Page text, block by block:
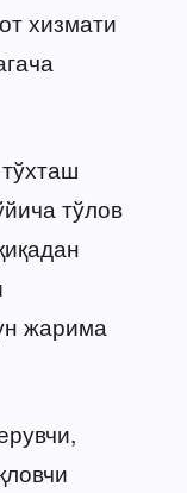
хизмати
тўлов
жарима